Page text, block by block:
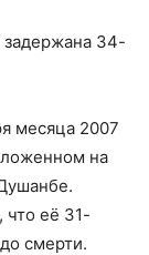
задержана 34-
месяца 2007
на
что её 31-
смерти.